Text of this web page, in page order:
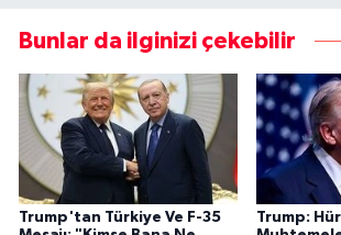
Bunlar da ilginizi çekebilir
Trump'tan Türkiye Ve F-35
Trump: